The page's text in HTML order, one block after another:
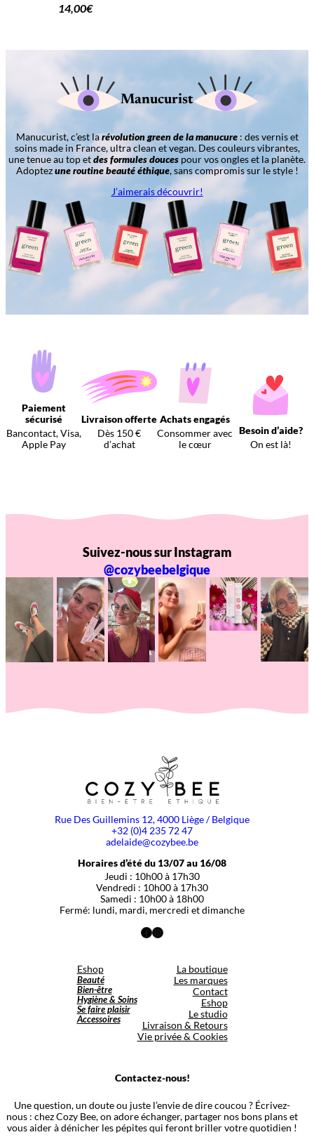
14,00€
Manucurist
Manucurist, c’est larévolution green de la manucure: des vernis et
soins made in France, ultra clean et vegan. Des couleurs vibrantes,
une tenue au top etdes formules douces pour vos ongles et la planète.
Adoptezune routine beauté éthique, sans compromis sur le style !
J’aimerais découvrir!
Paiement
sécurisé
Bancontact, Visa,
Apple Pay
Livraison offerte
Dès 150 €
d’achat
Achats engagés
Consommer avec
le cœur
Besoin d’aide?
On est là!
Suivez-nous sur Instagram
@cozybeebelgique
Rue Des Guillemins 12, 4000 Liège / Belgique
+32 (0)4 235 72 47
adelaide@cozybee.be
Horaires d’été du 13/07 au 16/08
Jeudi : 10h00 à 17h30
Vendredi : 10h00 à 17h30
Samedi : 10h00 à 18h00
Fermé: lundi, mardi, mercredi et dimanche
Facebook
Instagram
Eshop
Beauté
Bien-être
Hygiène & Soins
Se faire plaisir
Accessoires
La boutique
Les marques
Contact
Eshop
Le studio
Livraison & Retours
Vie privée & Cookies
Contactez-nous!
Une question, un doute ou juste l’envie de dire coucou ? Écrivez-
nous : chez Cozy Bee, on adore échanger, partager nos bons plans et
vous aider à dénicher les pépites qui feront briller votre quotidien !